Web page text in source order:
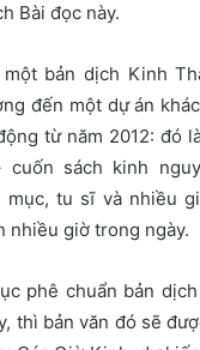
Bài đọc này.
bản dịch Kinh
đến một dự án
từ năm 2012: đó
cuốn sách kinh
mục, tu sĩ và nhiều
nhiều giờ trong ngày.
phê chuẩn bản
thì bản văn đó sẽ